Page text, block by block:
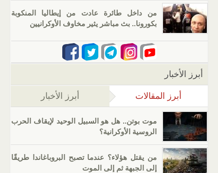
من داخل طائرة عادت من إيطاليا المنكوبة
بكورونا.. بث مباشر يثير مخاوف الأوكرانيين
أبرز الأخبار
أبرز المقالات (علامة التبويب النشطة)
أبرز الأخبار
موت بوتن.. هل هو السبيل الوحيد لإيقاف الحرب
الروسية الأوكرانية؟
من يقتل هؤلاء؟ عندما تصبح البروباغاندا طريقًا
إلى الجبهة ثم إلى الموت